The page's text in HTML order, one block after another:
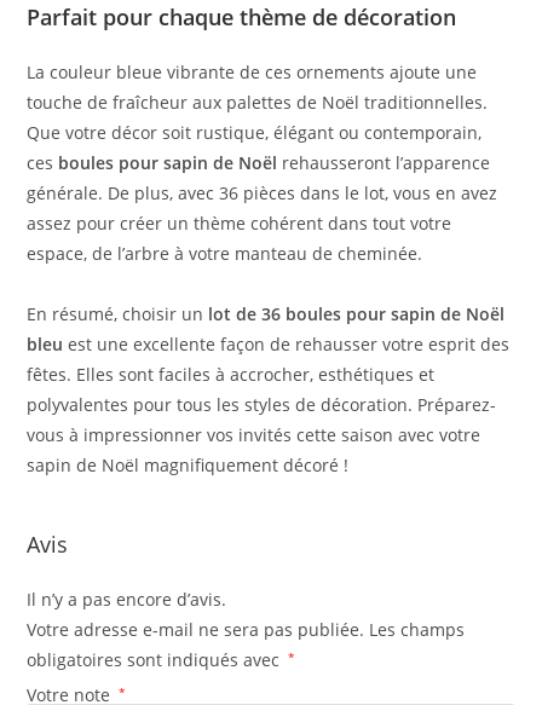
Parfait pour chaque thème de décoration
La couleur bleue vibrante de ces ornements ajoute une
touche de fraîcheur aux palettes de Noël traditionnelles.
Que votre décor soit rustique, élégant ou contemporain,
ces boules pour sapin de Noël rehausseront l’apparence
générale. De plus, avec 36 pièces dans le lot, vous en avez
assez pour créer un thème cohérent dans tout votre
espace, de l’arbre à votre manteau de cheminée.
En résumé, choisir un lot de 36 boules pour sapin de Noël
bleu est une excellente façon de rehausser votre esprit des
fêtes. Elles sont faciles à accrocher, esthétiques et
polyvalentes pour tous les styles de décoration. Préparez-
vous à impressionner vos invités cette saison avec votre
sapin de Noël magnifiquement décoré !
Avis
Il n’y a pas encore d’avis.
Votre adresse e-mail ne sera pas publiée. Les champs
obligatoires sont indiqués avec
*
Votre note *